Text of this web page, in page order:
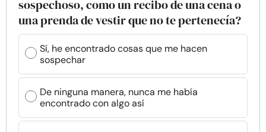
sospechoso, como un recibo de una cena o
una prenda de vestir que no te pertenecía?
Sí, he encontrado cosas que me hacen
sospechar
De ninguna manera, nunca me había
encontrado con algo así